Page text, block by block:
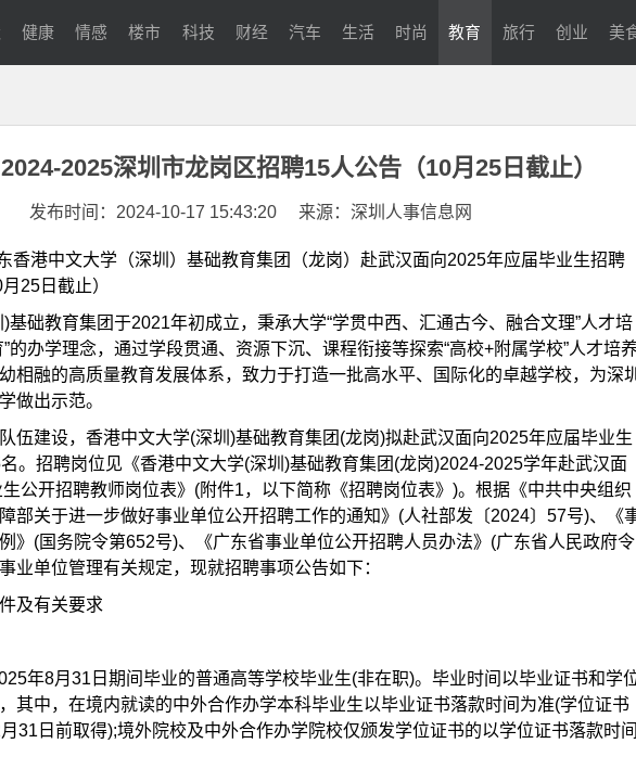
健康 情感 楼市 科技 财经 汽车 生活 时尚 教育 旅行 创业 美
2025深圳市龙岗区招聘15人公告（10月25日截止）
发布时间：2024-10-17 15:43:20 来源：深圳人事信息网
香港中文大学（深圳）基础教育集团（龙岗）赴武汉面向2025年应届毕业生招聘
25日截止）
基础教育集团于2021年初成立，秉承大学“学贯中西、汇通古今、融合文理”人才培
的办学理念，通过学段贯通、资源下沉、课程衔接等探索“高校+附属学校”人才培
相融的高质量教育发展体系，致力于打造一批高水平、国际化的卓越学校，为深
做出示范。
伍建设，香港中文大学(深圳)基础教育集团(龙岗)拟赴武汉面向2025年应届毕业生
。招聘岗位见《香港中文大学(深圳)基础教育集团(龙岗)2024-2025学年赴武汉面
公开招聘教师岗位表》(附件1，以下简称《招聘岗位表》)。根据《中共中央组织
部关于进一步做好事业单位公开招聘工作的通知》(人社部发〔2024〕57号)、《
》(国务院令第652号)、《广东省事业单位公开招聘人员办法》(广东省人民政府令
业单位管理有关规定，现就招聘事项公告如下：
及有关要求
年8月31日期间毕业的普通高等学校毕业生(非在职)。毕业时间以毕业证书和学
其中，在境内就读的中外合作办学本科毕业生以毕业证书落款时间为准(学位证书
31日前取得);境外院校及中外合作办学院校仅颁发学位证书的以学位证书落款时